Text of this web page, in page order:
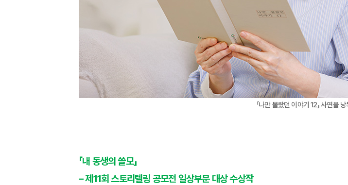
「나만 몰랐던 이야기 12」 사연을
「내 동생의 쓸모」
– 제11회 스토리텔링 공모전 일상부문 대상 수상작